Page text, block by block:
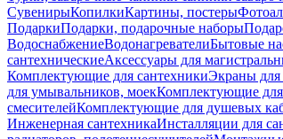
СувенирыКопилкиКартины, постеры
ПодаркиПодарки, подарочные наборы
ВодоснабжениеВодонагревателиБытовые
сантехническиеАксессуары для
Комплектующие для сантехникиЭкраны
для умывальников, моекКомплектующие для
смесителейКомплектующие для душевых
Инженерная сантехникаИнсталляции для